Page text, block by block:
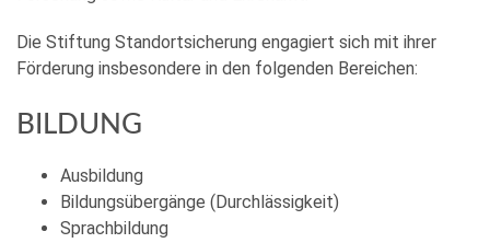
Die Stiftung Standortsicherung engagiert sich mit ihrer
Förderung insbesondere in den folgenden Bereichen:
BILDUNG
Ausbildung
Bildungsübergänge (Durchlässigkeit)
Sprachbildung